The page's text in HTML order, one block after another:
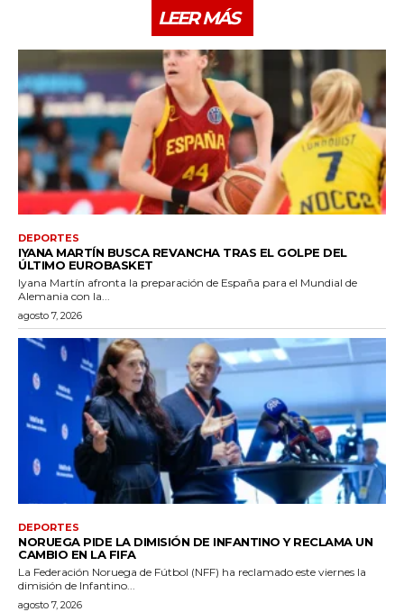
LEER MÁS
DEPORTES
IYANA MARTÍN BUSCA REVANCHA TRAS EL GOLPE DEL
ÚLTIMO EUROBASKET
Iyana Martín afronta la preparación de España para el Mundial de
Alemania con la...
agosto 7, 2026
DEPORTES
NORUEGA PIDE LA DIMISIÓN DE INFANTINO Y RECLAMA UN
CAMBIO EN LA FIFA
La Federación Noruega de Fútbol (NFF) ha reclamado este viernes la
dimisión de Infantino...
agosto 7, 2026